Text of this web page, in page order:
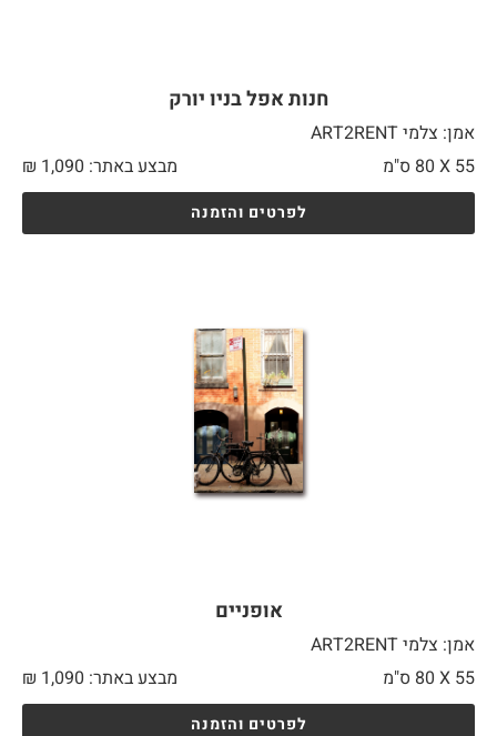
חנות אפל בניו יורק
אמן: צלמי ART2RENT
55 X
מבצע באתר: ₪ 1,090
לפרטים והזמנה
אופניים
אמן: צלמי ART2RENT
55 X
מבצע באתר: ₪ 1,090
לפרטים והזמנה